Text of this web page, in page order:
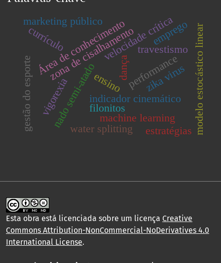
zona de cisalhamento
indicador cinemático
filonitos
dança
ensino
Área de conhecimento
nado semi-atado
velocidade crítica
performance
gestão do esporte machine learning
travestismo modelo estocástico linear
currículo
water splitting
emprego
vigorexia
marketing público
estratégias
zika virus
Esta obra está licenciada sobre um licença Creative
Commons Attribution-NonCommercial-NoDerivatives 4.0
International License.